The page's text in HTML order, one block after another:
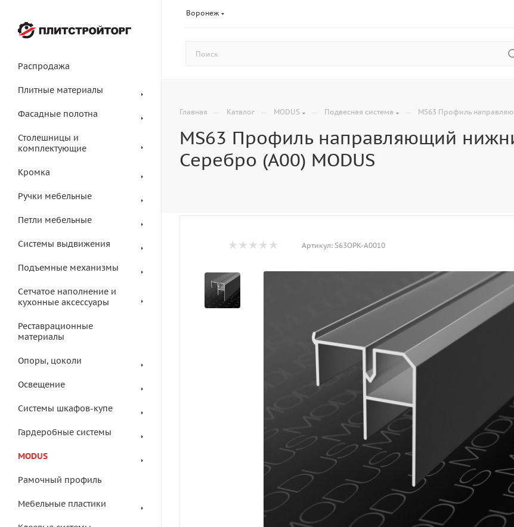
Воронеж
Распродажа
Плитные материалы
Фасадные полотна
Столешницы и
комплектующие
Кромка
Ручки мебельные
Петли мебельные
Системы выдвижения
Подъемные механизмы
Сетчатое наполнение и
кухонные аксессуары
Реставрационные
материалы
Опоры, цоколи
Освещение
Системы шкафов-купе
Гардеробные системы
MODUS
Рамочный профиль
Мебельные пластики
Главная — Каталог — MODUS — Подвесная система — MS63 Профиль
MS63 Профиль направляющий
Серебро (А00) MODUS
Артикул: S63OPK-А0010